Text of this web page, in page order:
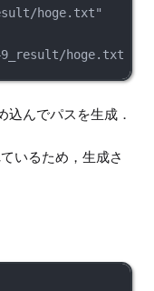
hoge.txt"
hoge.txt
んでパスを生成．
いるため，生成さ